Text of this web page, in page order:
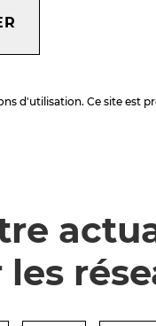
d'utilisation. Ce site est
les